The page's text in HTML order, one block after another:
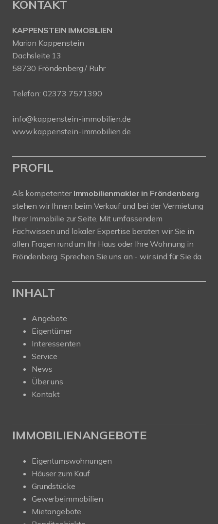
KONTAKT
KAPPENSTEIN IMMOBILIEN
Marion Kappenstein
Dachsleite 13
58730 Fröndenberg / Ruhr
Telefon: 02373 7571390
info@kappenstein-immobilien.de
www.kappenstein-immobilien.de
PROFIL
Als kompetenter Immobilienmakler in Fröndenberg
stehen wir Ihnen beim Verkauf und bei der Vermietung
Ihrer Immobilie zur Seite. Mit umfassendem
Fachwissen und lokaler Expertise beraten wir Sie in
allen Fragen rund um Ihr Haus oder Ihre Wohnung in
Fröndenberg. Sprechen Sie uns an - wir sind für Sie da.
INHALT
Angebote
Eigentümer
Interessenten
Service
News
Über uns
Kontakt
IMMOBILIENANGEBOTE
Eigentumswohnungen
Häuser zum Kauf
Grundstücke
Gewerbeimmobilien
Mietangebote